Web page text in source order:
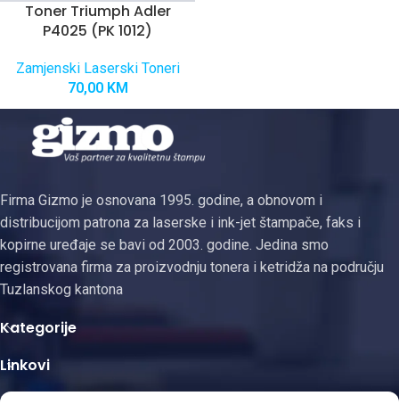
Toner Triumph Adler
P4025 (PK 1012)
Zamjenski Laserski Toneri
70,00 KM
Firma Gizmo je osnovana 1995. godine, a obnovom i
distribucijom patrona za laserske i ink-jet štampače, faks i
kopirne uređaje se bavi od 2003. godine. Jedina smo
registrovana firma za proizvodnju tonera i ketridža na području
Tuzlanskog kantona
Kategorije
Linkovi